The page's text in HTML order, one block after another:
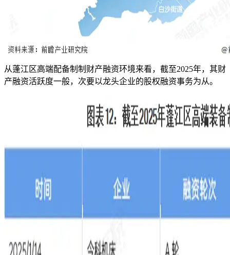
从蓬江区高端配备制制财产融资环境来看，截至2025年，其财
产融资活跃度一般，次要以龙头企业的股权融资事务为从。